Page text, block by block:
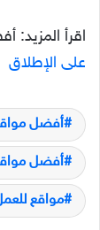
اقرأ المزيد:
على الإطلاق
أفضل
أفضل
مواقع